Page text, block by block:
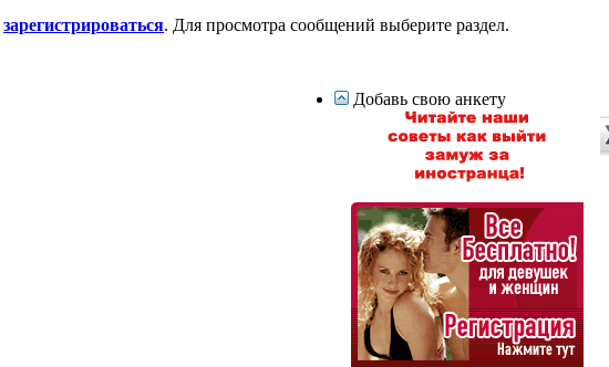
зарегистрироваться. Для просмотра сообщений выберите раздел.
Добавь свою анкету